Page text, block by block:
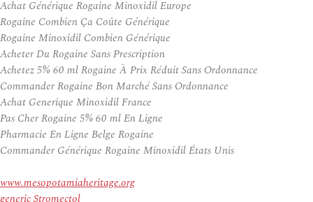
Achat Générique Rogaine Minoxidil Europe
Rogaine Combien Ça Coûte Générique
Rogaine Minoxidil Combien Générique
Acheter Du Rogaine Sans Prescription
Achetez 5% 60 ml Rogaine À Prix Réduit Sans Ordonnance
Commander Rogaine Bon Marché Sans Ordonnance
Achat Generique Minoxidil France
Pas Cher Rogaine 5% 60 ml En Ligne
Pharmacie En Ligne Belge Rogaine
Commander Générique Rogaine Minoxidil États Unis
www.mesopotamiaheritage.org